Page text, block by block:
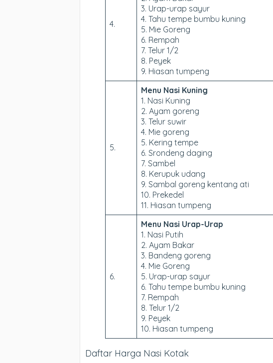
4.
3. Urap-urap sayur
4. Tahu tempe bumbu kuning
5. Mie Goreng
6. Rempah
7. Telur 1/2
8. Peyek
9. Hiasan tumpeng
5.
Menu Nasi Kuning
1. Nasi Kuning
2. Ayam goreng
3. Telur suwir
4. Mie goreng
5. Kering tempe
6. Srondeng daging
7. Sambel
8. Kerupuk udang
9. Sambal goreng kentang ati
10. Prekedel
11. Hiasan tumpeng
6.
Menu Nasi Urap-Urap
1. Nasi Putih
2. Ayam Bakar
3. Bandeng goreng
4. Mie Goreng
5. Urap-urap sayur
6. Tahu tempe bumbu kuning
7. Rempah
8. Telur 1/2
9. Peyek
10. Hiasan tumpeng
Daftar Harga Nasi Kotak